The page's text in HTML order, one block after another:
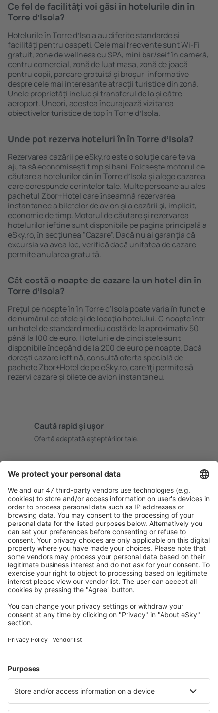
Ce fel de facilităţi voi găsi ȋn hotelurile din în
Torre dʼIsola?
Hotelurile în Torre dʼIsola au diferite standarde și
facilități pentru oaspeți. Cele mai frecvente sunt Wi-Fi
gratuit, zone de wellness cu SPA, mini bar/seif în cameră,
centru comercial, zonă de luat masa, zonă de joacă
pentru copii, parcare gratuită și broșuri informative
despre cele mai interesante atracții turistice din zonă.
Unele proprietăți includ și transferul de la și către
aeroport. Uneori, acestea încurajează vizitarea
obiectivelor turistice de top în Torre dʼIsola.
Unde pot rezerva hoteluri ȋn în Torre dʼIsola?
Rezervarea cazării pe eSky.ro este o soluție care te va
ajuta să economiseşti timp și bani. Foloseşte motorul de
căutare a hotelurilor din în Torre dʼIsola și alege cazarea
care corespunde cerințelor tale. Multe persoane au ales
pachetul Zbor+Hotel care ȋnseamnă rezervarea
instantanee a biletelor de avion şi a cazării şi, implicit,
economie de timp. Motorul de căutare și rezervarea
hotelurilor ieftine sunt disponibile pe pagina principală a
eSky.ro, ȋn secţiunea "Cazare". Dacă nu ai garanţia că
excursia va avea loc, verifică dacă unitatea de cazare
permite anularea gratuită.
Cât costă o noapte de cazare la un hotel din în
Torre dʼIsola?
Prețul pe noapte în în Torre dʼIsola poate varia în funcție
de numărul de stele și de locaţia hotelului. O noapte într-
un hotel de standard mediu costă de la aproximativ 50
până la 100 de euro. Hotelurile de cinci stele sunt
disponibile ȋncepând de la 200 de euro pe noapte. Dacă
doreşti cazare ieftină, consultă oferta specială de
pachete Zbor+Hotel de pe eSky.ro, care ȋţi permite să
rezervi cazare și bilete de avion instantaneu.
Caută rapid şi uşor
Ofertă adaptată aşteptărilor tale.
Rezervare fără griji cu opțiune gratuită de anulare.
Economiseşte mai mult
Prețuri atractive și oferte speciale pentru utilizatorii
conectați.
Cazarea preferată
Alege din peste 1,3 mil. de opţiuni: hoteluri, cabane,
apartamente și altele.
Cele mai căutate hoteluri de către utilizatorii eSky
Hoteluri în Italia - Orașe populare
Hoteluri în Florenţa
Hoteluri în Palermo Hoteluri în Pompei